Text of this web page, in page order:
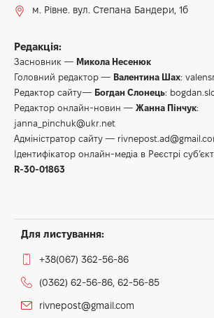
м. Рівне. вул. Степана Бандери, 1б
Редакція:
Засновник — Микола Несенюк
Головний редактор — Валентина Шах:
Редактор сайту— Богдан Слонець:
Редактор онлайн-новин — Жанна Пінчук:
janna_pinchuk@ukr.net
Адміністратор сайту —
Ідентифікатор онлайн-медіа в Реєстрі
R-30-01863
Для листування:
+38(067) 362-56-86
(0362) 62-56-86, 62-56-85
rivnepost@gmail.com